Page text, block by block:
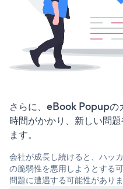
さらに、eBook Popupの
時間がかかり、新しい問
ます。
会社が成長し続けると、ハッ
の脆弱性を悪用しようとする
問題に遭遇する可能性がありま